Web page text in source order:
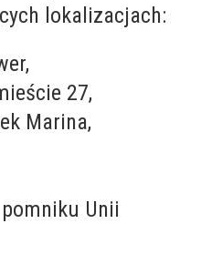
lokalizacjach:
27,
Marina,
Unii